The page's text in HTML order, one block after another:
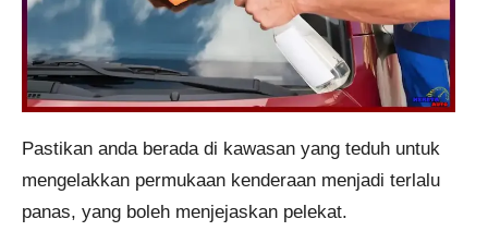
Pastikan anda berada di kawasan yang teduh untuk
mengelakkan permukaan kenderaan menjadi terlalu
panas, yang boleh menjejaskan pelekat.